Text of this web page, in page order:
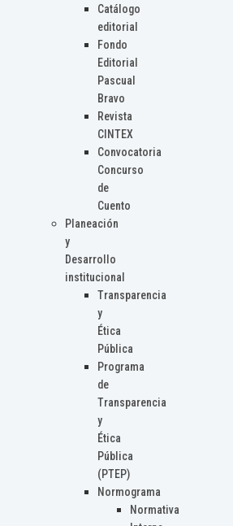
Catálogo
editorial
Fondo
Editorial
Pascual
Bravo
Revista
CINTEX
Convocatoria
Concurso
de
Cuento
Planeación
y
Desarrollo
institucional
Transparencia
y
Ética
Pública
Programa
de
Transparencia
y
Ética
Pública
(PTEP)
Normograma
Normativa